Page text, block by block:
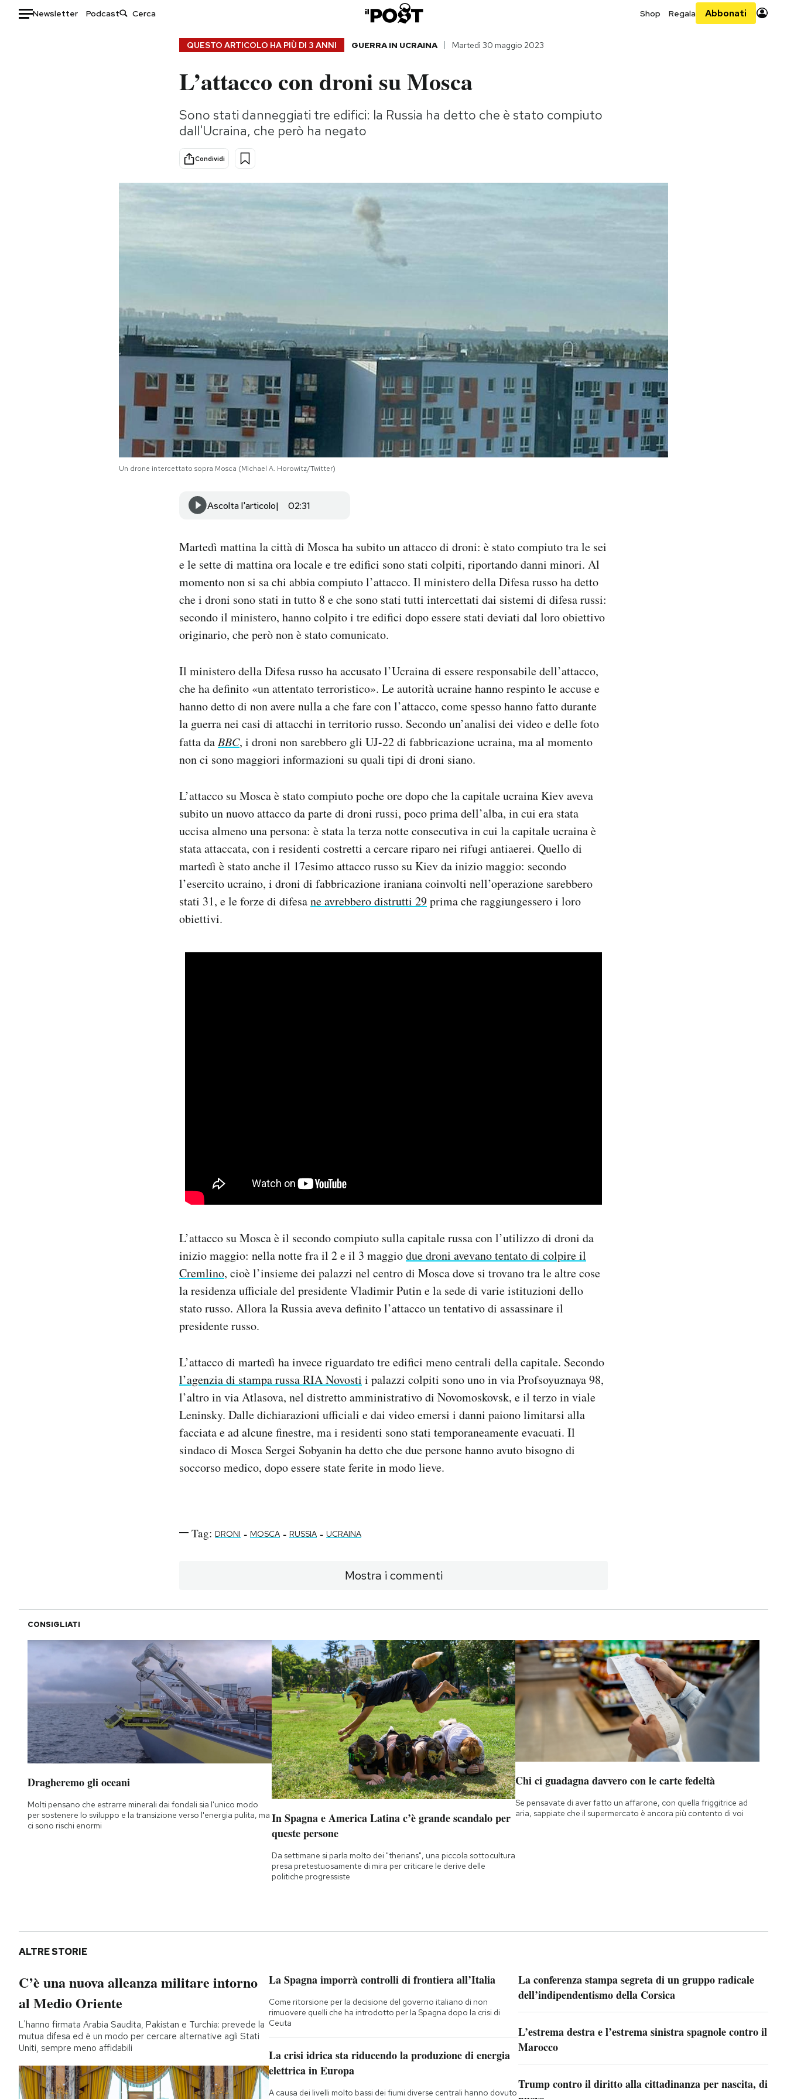
Newsletter Podcast Shop Regala Abbonati
Consumismi
Storie/Idee
Ok Boomer!
Media
Europa
QUESTO ARTICOLO HA PIÙ DI 3 ANNI GUERRA IN UCRAINA Martedì 30 maggio 2023
L’attacco con droni su Mosca
Sono stati danneggiati tre edifici: la Russia ha detto che è stato compiuto
dall'Ucraina, che però ha negato
Condividi
Un drone intercettato sopra Mosca (Michael A. Horowitz/Twitter)
Ascolta l'articolo 02:31
Martedì mattina la città di Mosca ha subito un attacco di droni: è stato compiuto tra le sei
e le sette di mattina ora locale e tre edifici sono stati colpiti, riportando danni minori. Al
momento non si sa chi abbia compiuto l’attacco. Il ministero della Difesa russo ha detto
che i droni sono stati in tutto 8 e che sono stati tutti intercettati dai sistemi di difesa russi:
secondo il ministero, hanno colpito i tre edifici dopo essere stati deviati dal loro obiettivo
originario, che però non è stato comunicato.
Il ministero della Difesa russo ha accusato l’Ucraina di essere responsabile dell’attacco,
che ha definito «un attentato terroristico». Le autorità ucraine hanno respinto le accuse e
hanno detto di non avere nulla a che fare con l’attacco, come spesso hanno fatto durante
la guerra nei casi di attacchi in territorio russo. Secondo un’analisi dei video e delle foto
fatta daBBC, i droni non sarebbero gli UJ-22 di fabbricazione ucraina, ma al momento
non ci sono maggiori informazioni su quali tipi di droni siano.
L’attacco su Mosca è stato compiuto poche ore dopo che la capitale ucraina Kiev aveva
subito un nuovo attacco da parte di droni russi, poco prima dell’alba, in cui era stata
uccisa almeno una persona: è stata la terza notte consecutiva in cui la capitale ucraina è
stata attaccata, con i residenti costretti a cercare riparo nei rifugi antiaerei. Quello di
martedì è stato anche il 17esimo attacco russo su Kiev da inizio maggio: secondo
l’esercito ucraino, i droni di fabbricazione iraniana coinvolti nell’operazione sarebbero
stati 31, e le forze di difesane avrebbero distrutti 29prima che raggiungessero i loro
obiettivi.
L’attacco su Mosca è il secondo compiuto sulla capitale russa con l’utilizzo di droni da
inizio maggio: nella notte fra il 2 e il 3 maggiodue droni avevano tentato di colpire il
Cremlino, cioè l’insieme dei palazzi nel centro di Mosca dove si trovano tra le altre cose
la residenza ufficiale del presidente Vladimir Putin e la sede di varie istituzioni dello
stato russo. Allora la Russia aveva definito l’attacco un tentativo di assassinare il
presidente russo.
L’attacco di martedì ha invece riguardato tre edifici meno centrali della capitale. Secondo
l’agenzia di stampa russa RIA Novosti i palazzi colpiti sono uno in via Profsoyuznaya 98,
l’altro in via Atlasova, nel distretto amministrativo di Novomoskovsk, e il terzo in viale
Leninsky. Dalle dichiarazioni ufficiali e dai video emersi i danni paiono limitarsi alla
facciata e ad alcune finestre, ma i residenti sono stati temporaneamente evacuati. Il
sindaco di Mosca Sergei Sobyanin ha detto che due persone hanno avuto bisogno di
soccorso medico, dopo essere state ferite in modo lieve.
Tag: DRONI - MOSCA - RUSSIA - UCRAINA
Mostra i commenti
CONSIGLIATI
Dragheremo gli oceani
Molti pensano che estrarre minerali dai fondali sia l'unico modo
per sostenere lo sviluppo e la transizione verso l'energia pulita, ma
ci sono rischi enormi
In Spagna e America Latina c’è grande scandalo per
queste persone
Da settimane si parla molto dei "therians", una piccola sottocultura
presa pretestuosamente di mira per criticare le derive delle
politiche progressiste
Chi ci guadagna davvero con le carte fedeltà
Se pensavate di aver fatto un affarone, con quella friggitrice ad
aria, sappiate che il supermercato è ancora più contento di voi
ALTRE STORIE
C’è una nuova alleanza militare intorno
al Medio Oriente
L'hanno firmata Arabia Saudita, Pakistan e Turchia: prevede la
mutua difesa ed è un modo per cercare alternative agli Stati
Uniti, sempre meno affidabili
La Spagna imporrà controlli di frontiera all’Italia
Come ritorsione per la decisione del governo italiano di non
rimuovere quelli che ha introdotto per la Spagna dopo la crisi di
Ceuta
La crisi idrica sta riducendo la produzione di energia
elettrica in Europa
A causa dei livelli molto bassi dei fiumi diverse centrali hanno dovuto
La conferenza stampa segreta di un gruppo radicale
dell’indipendentismo della Corsica
L’estrema destra e l’estrema sinistra spagnole contro il
Marocco
Trump contro il diritto alla cittadinanza per nascita, di